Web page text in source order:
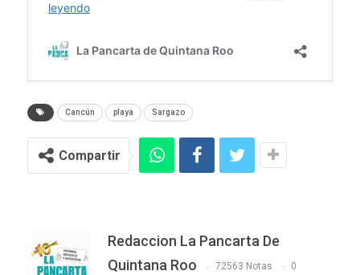
Cancún playa Sargazo
Compartir
Redaccion La Pancarta De
Quintana Roo
72563 Notas 0